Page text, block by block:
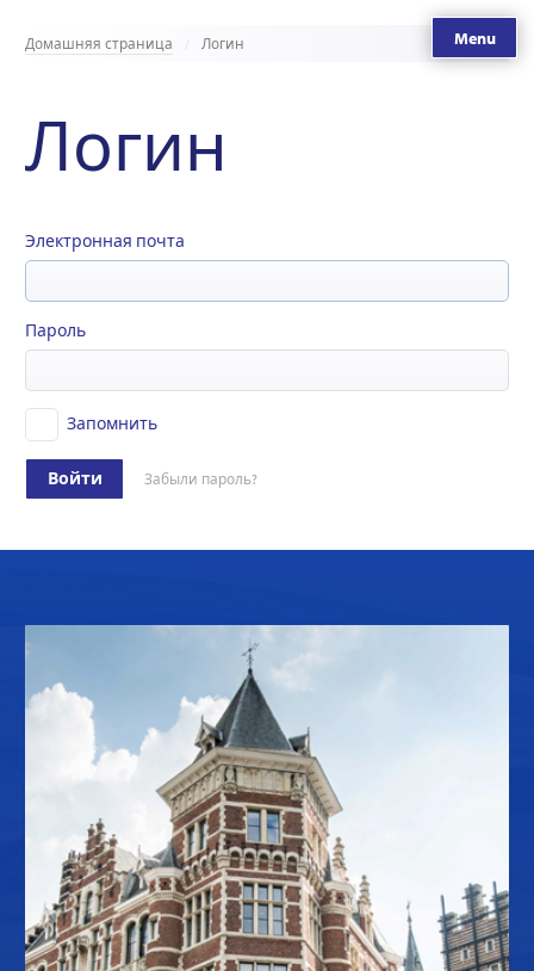
Menu
Домашняя страница Логин
Логин
Электронная почта
Пароль
Запомнить
Войти Забыли пароль?